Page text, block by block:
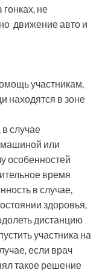
не
движение авто и
участникам,
находятся в зоне
в случае
машиной или
особенностей
время
в случае,
здоровья,
дистанцию
участника на
если врач
такое решение